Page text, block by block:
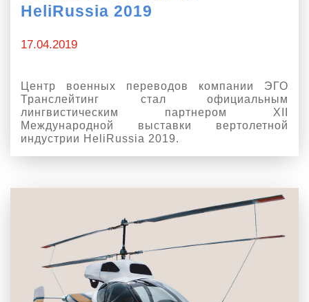
HeliRussia 2019
17.04.2019
Центр военных переводов компании ЭГО
Транслейтинг стал официальным
лингвистическим партнером XII
Международной выставки вертолетной
индустрии HeliRussia 2019.